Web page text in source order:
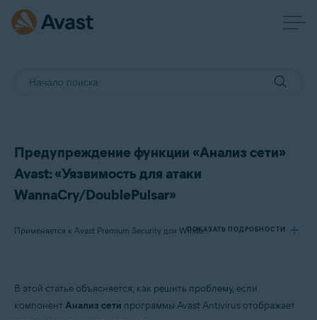
Предупреждение функции «Анализ сети»
Avast: «Уязвимость для атаки
WannaCry/DoublePulsar»
Применяется к Avast Premium Security для Windows, Avast Free Antivirus для Windows
ПОКАЗАТЬ ПОДРОБНОСТИ
Продукты:
Avast Premium Security 22.x для Windows
В этой статье объясняется, как решить проблему, если
компонент Анализ сети программы Avast Antivirus отображает